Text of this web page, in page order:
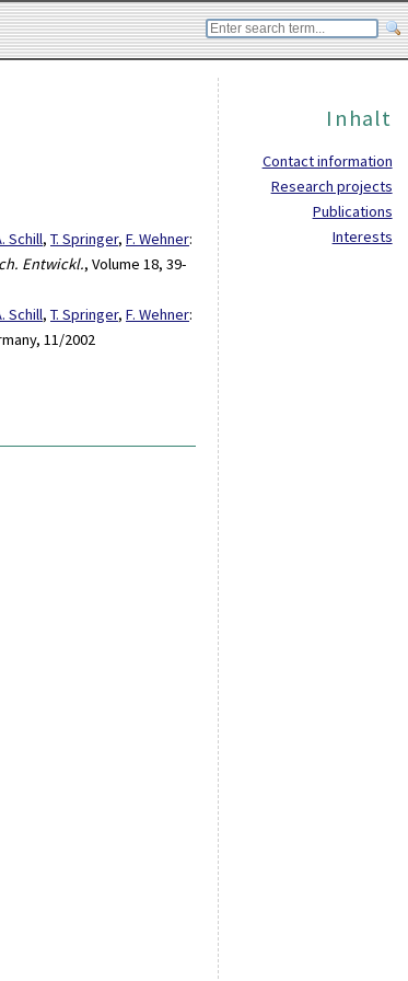
Inhalt
Contact information
Research projects
Publications
Interests
Schill, T. Springer, F. Wehner:
Entwickl., Volume 18, 39-
Schill, T. Springer, F. Wehner:
11/2002